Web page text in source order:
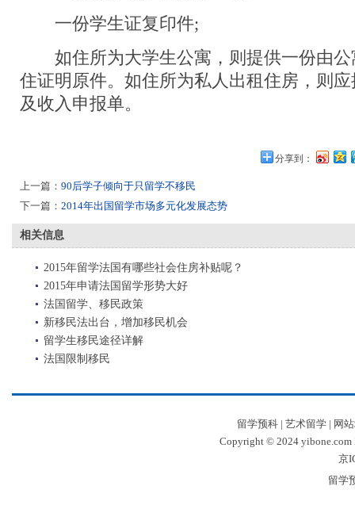
一份学生证复印件;
如住所为大学生公寓，则提供一份由公
住证明原件。如住所为私人出租住房，则
及收入申报单。
分享到：
上一篇： 90后学子倾向于只留学不移民
下一篇： 2014年出国留学市场多元化发展态势
相关信息
2015年留学法国有哪些社会住房补贴呢？
2015年申请法国留学形势大好
法国留学、移民政策
新移民法出台，增加移民机会
留学生移民途径详解
法国限制移民
留学预科| 艺术留学| 网
Copyright © 2024 yibone.com
京
留学